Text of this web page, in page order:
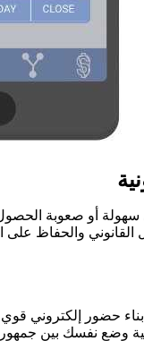
أو صعوبة
القانوني والحفاظ على
حضور إلكتروني
وضع نفسك بين